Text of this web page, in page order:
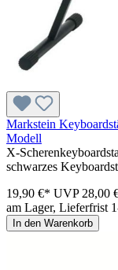
Markstein
Modell
X-
schwarzes
19,90 €* UVP 28,00
am Lager, Lieferfrist
In den Warenkorb